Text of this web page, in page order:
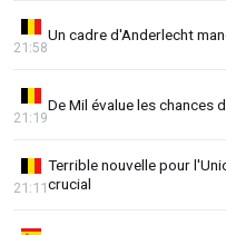
Un cadre d'Anderlecht
21:58
De Mil évalue les chances
21:19
Terrible nouvelle pour
crucial
21:11